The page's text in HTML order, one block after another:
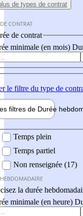
de types de contrat
CONTRAT
de contrat
minimale (en mois)
le filtre du type de
filtres de Durée hebdo
Temps plein
Temps partiel
Non renseignée (17)
la durée
minimale (en heure)